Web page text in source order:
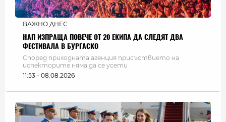
ВАЖНО ДНЕС
НАП ИЗПРАЩА ПОВЕЧЕ ОТ 20 ЕКИПА ДА СЛЕДЯТ ДВА
ФЕСТИВАЛА В БУРГАСКО
Според приходната агенция присъствието на
испекторите няма да се усети
11:53 - 08.08.2026